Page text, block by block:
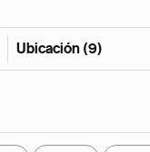
Ubicación (9)